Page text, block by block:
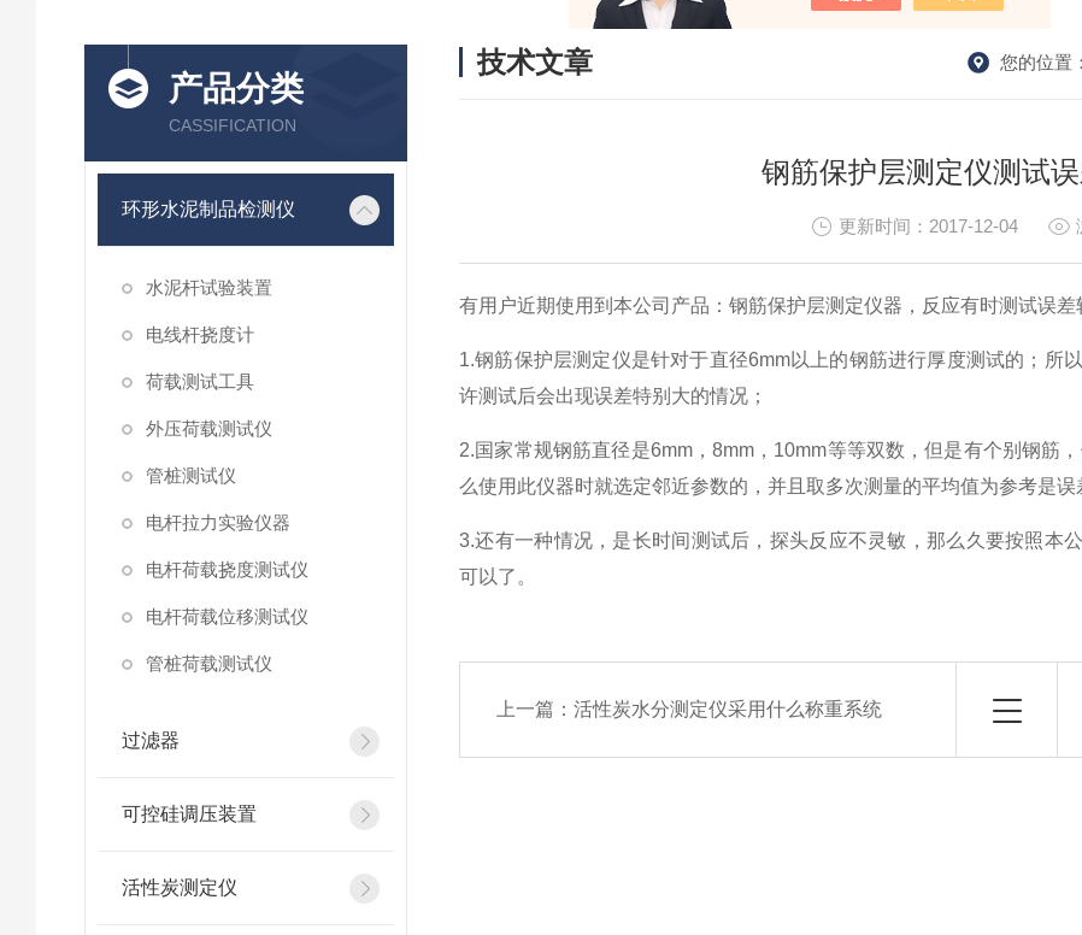
产品分类
CASSIFICATION
环形水泥制品检测仪
水泥杆试验装置
电线杆挠度计
荷载测试工具
外压荷载测试仪
管桩测试仪
电杆拉力实验仪器
电杆荷载挠度测试仪
电杆荷载位移测试仪
管桩荷载测试仪
过滤器
可控硅调压装置
活性炭测定仪
技术文章 您的位置：
钢筋保护层测定仪测试
更新时间：2017-12-04
有用户近期使用到本公司产品：钢筋保护层测定仪器，反应有时测试误
1.钢筋保护层测定仪是针对于直径6mm以上的钢筋进行厚度测试的；所
许测试后会出现误差特别大的情况；
2.国家常规钢筋直径是6mm，8mm，10mm等等双数，但是有个别钢筋
么使用此仪器时就选定邻近参数的，并且取多次测量的平均值为参考是误
3.还有一种情况，是长时间测试后，探头反应不灵敏，那么久要按照本
可以了。
上一篇：活性炭水分测定仪采用什么称重系统